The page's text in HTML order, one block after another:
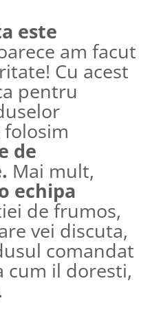
este
am facut
Cu acest
pentru
folosim
de
Mai mult,
echipa
de frumos,
vei discuta,
comandat
cum il doresti,